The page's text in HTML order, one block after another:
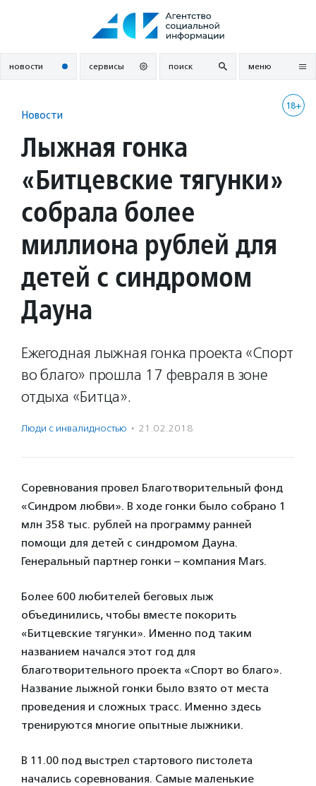
новости сервисы поиск меню
18+
Новости
Лыжная гонка
«Битцевские тягунки»
собрала более
миллиона рублей для
детей с синдромом
Дауна
Ежегодная лыжная гонка проекта «Спорт
во благо» прошла 17 февраля в зоне
отдыха «Битца».
Люди с инвалидностью · 21.02.2018
Соревнования провел Благотворительный фонд
«Синдром любви». В ходе гонки было собрано 1
млн 358 тыс. рублей на программу ранней
помощи для детей с синдромом Дауна.
Генеральный партнер гонки – компания Mars.
Более 600 любителей беговых лыж
объединились, чтобы вместе покорить
«Битцевские тягунки». Именно под таким
названием начался этот год для
благотворительного проекта «Спорт во благо».
Название лыжной гонки было взято от места
проведения и сложных трасс. Именно здесь
тренируются многие опытные лыжники.
В 11.00 под выстрел стартового пистолета
начались соревнования. Самые маленькие